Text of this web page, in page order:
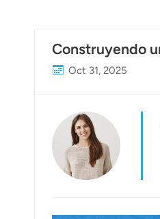
Construyendo
Oct 31, 2025